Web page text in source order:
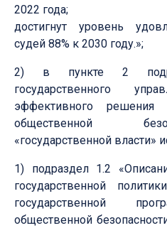
2022 года;
достигнут уровень
судей 88% к 2030 году.»;
2) в пункте 2
государственного
эффективного
общественной
«государственной власти»
1) подраздел 1.2
государственной
государственной
общественной